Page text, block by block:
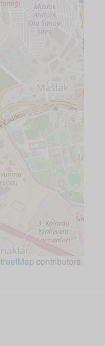
contributors